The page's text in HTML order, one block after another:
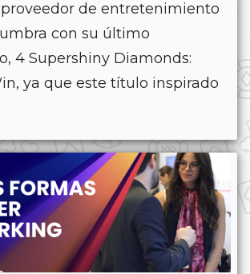
de entretenimiento
con su último
4 Supershiny Diamonds:
ya que este título inspirado